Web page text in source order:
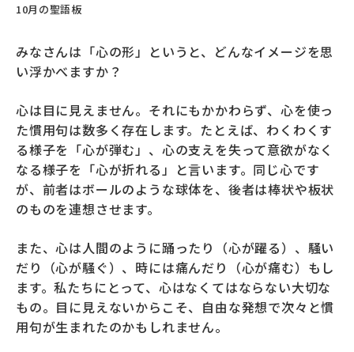
10月の聖語板
みなさんは「心の形」というと、どんなイメージを思
い浮かべますか？
心は目に見えません。それにもかかわらず、心を使っ
た慣用句は数多く存在します。たとえば、わくわくす
る様子を「心が弾む」、心の支えを失って意欲がなく
なる様子を「心が折れる」と言います。同じ心です
が、前者はボールのような球体を、後者は棒状や板状
のものを連想させます。
また、心は人間のように踊ったり（心が躍る）、騒い
だり（心が騒ぐ）、時には痛んだり（心が痛む）もし
ます。私たちにとって、心はなくてはならない大切な
もの。目に見えないからこそ、自由な発想で次々と慣
用句が生まれたのかもしれません。